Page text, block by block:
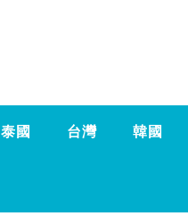
泰國 台灣 韓國